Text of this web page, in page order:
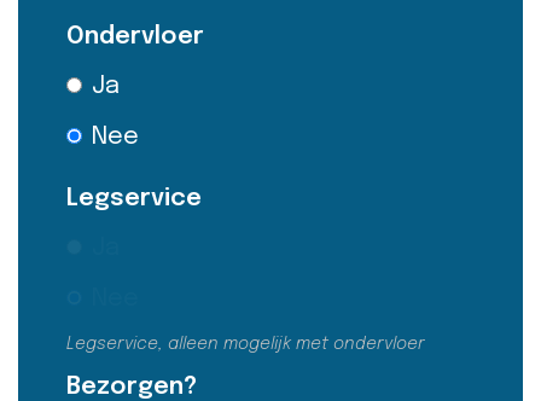
Ondervloer
Ja
Nee
Legservice
Legservice, alleen mogelijk met ondervloer
Bezorgen?